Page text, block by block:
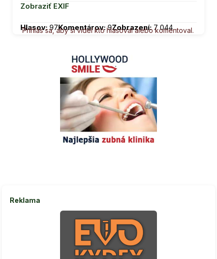
Zobraziť EXIF
Hlasov: 97Komentárov:9Zobrazení:7 044
Prihlás sa, aby si videl kto hlasoval alebo komentoval.
Reklama